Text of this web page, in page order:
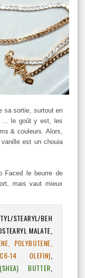
sa sortie, surtout en
... le goût y est, les
& couleurs. Alors,
est un chouia
Faced le beurre de
mais vaut mieux
STEARYL/BEH
MALATE,
POLYBUTENE,
14 OLEFIN),
BUTTER,